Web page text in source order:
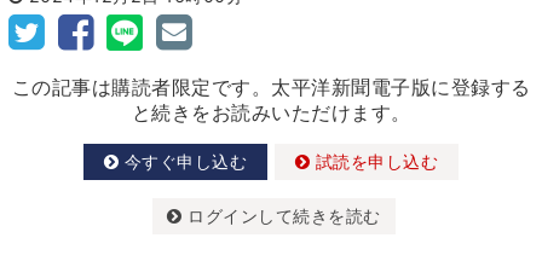
この記事は購読者限定です。太平洋新聞電子版に登録する
と続きをお読みいただけます。
今すぐ申し込む 試読を申し込む
ログインして続きを読む